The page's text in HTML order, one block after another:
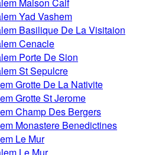
Maison Caif
Yad Vashem
Basilique De La Visitaion
Cenacle
Porte De Sion
St Sepulcre
Grotte De La Nativite
Grotte St Jerome
Champ Des Bergers
Monastere Benedictines
Le Mur